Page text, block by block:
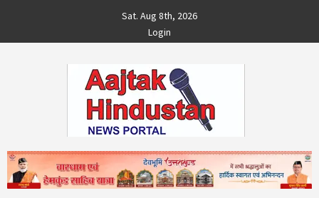
content
Sat. Aug 8th, 2026
Login